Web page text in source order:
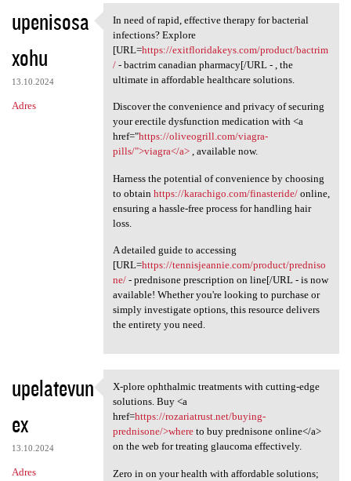
upenisosa
xohu
13.10.2024
Adres
In need of rapid, effective
In need of rapid, effective therapy for bacterial
infections? Explore
[URL=https://exitfloridakeys.com/product/bactrim
/- bactrim canadian pharmacy[/URL - , the
ultimate in affordable healthcare solutions.
Discover the convenience and privacy of securing
your erectile dysfunction medication with <a
href="https://oliveogrill.com/viagra-
pills/">viagra</a>, available now.
Harness the potential of convenience by choosing
to obtain https://karachigo.com/finasteride/online,
ensuring a hassle-free process for handling hair
loss.
A detailed guide to accessing
[URL=https://tennisjeannie.com/product/predniso
ne/- prednisone prescription on line[/URL - is now
available! Whether you're looking to purchase or
simply investigate options, this resource delivers
the entirety you need.
upelatevun
ex
13.10.2024
Adres
X-plore ophthalmic treatments
X-plore ophthalmic treatments with cutting-edge
solutions. Buy <a
href=https://rozariatrust.net/buying-
prednisone/>whereto buy prednisone online</a>
on the web for treating glaucoma effectively.
Zero in on your health with affordable solutions;